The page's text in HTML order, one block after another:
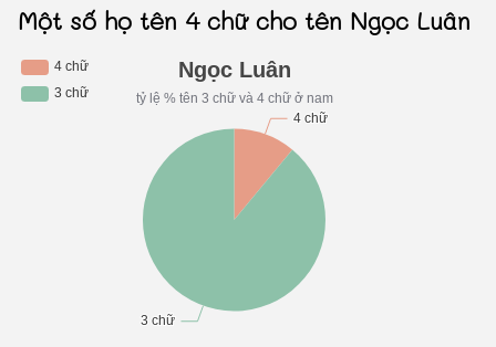
Một số họ tên 4 chữ cho tên Ngọc Luân